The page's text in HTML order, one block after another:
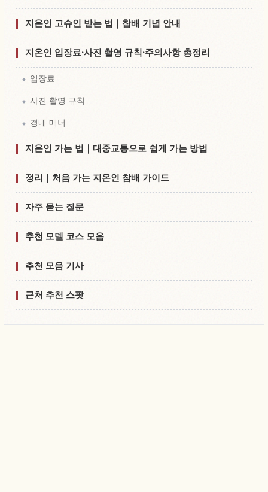
지온인 고슈인 받는 법｜참배 기념 안내
지온인 입장료·사진 촬영 규칙·주의사항 총정리
입장료
사진 촬영 규칙
경내 매너
지온인 가는 법｜대중교통으로 쉽게 가는 방법
정리｜처음 가는 지온인 참배 가이드
자주 묻는 질문
추천 모델 코스 모음
추천 모음 기사
근처 추천 스팟